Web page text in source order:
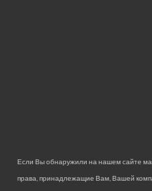
Если Вы обнаружили на нашем сайте
права, принадлежащие Вам, Вашей